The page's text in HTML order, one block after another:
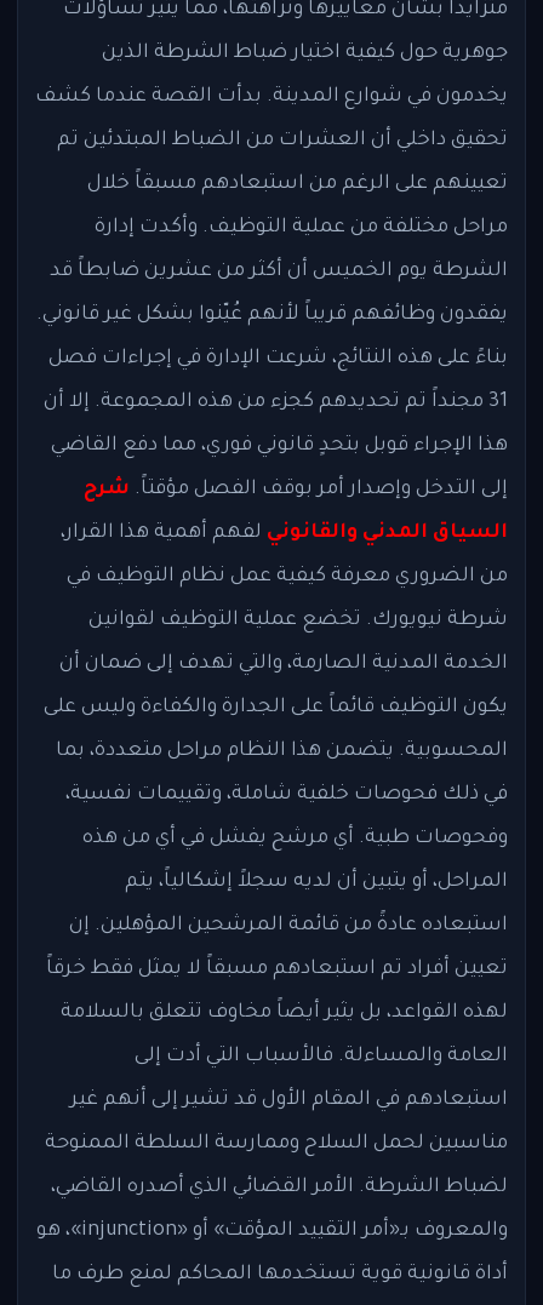
متزايداً بشأن معاييرها ونزاهتها، مما يثير تساؤلات
جوهرية حول كيفية اختيار ضباط الشرطة الذين
يخدمون في شوارع المدينة. بدأت القصة عندما كشف
تحقيق داخلي أن العشرات من الضباط المبتدئين تم
تعيينهم على الرغم من استبعادهم مسبقاً خلال
مراحل مختلفة من عملية التوظيف. وأكدت إدارة
الشرطة يوم الخميس أن أكثر من عشرين ضابطاً قد
يفقدون وظائفهم قريباً لأنهم عُيّنوا بشكل غير قانوني.
بناءً على هذه النتائج، شرعت الإدارة في إجراءات فصل
31 مجنداً تم تحديدهم كجزء من هذه المجموعة. إلا أن
هذا الإجراء قوبل بتحدٍ قانوني فوري، مما دفع القاضي
إلى التدخل وإصدار أمر بوقف الفصل مؤقتاً. شرح
السياق المدني والقانوني لفهم أهمية هذا القرار،
من الضروري معرفة كيفية عمل نظام التوظيف في
شرطة نيويورك. تخضع عملية التوظيف لقوانين
الخدمة المدنية الصارمة، والتي تهدف إلى ضمان أن
يكون التوظيف قائماً على الجدارة والكفاءة وليس على
المحسوبية. يتضمن هذا النظام مراحل متعددة، بما
في ذلك فحوصات خلفية شاملة، وتقييمات نفسية،
وفحوصات طبية. أي مرشح يفشل في أي من هذه
المراحل، أو يتبين أن لديه سجلاً إشكالياً، يتم
استبعاده عادةً من قائمة المرشحين المؤهلين. إن
تعيين أفراد تم استبعادهم مسبقاً لا يمثل فقط خرقاً
لهذه القواعد، بل يثير أيضاً مخاوف تتعلق بالسلامة
العامة والمساءلة. فالأسباب التي أدت إلى
استبعادهم في المقام الأول قد تشير إلى أنهم غير
مناسبين لحمل السلاح وممارسة السلطة الممنوحة
لضباط الشرطة. الأمر القضائي الذي أصدره القاضي،
والمعروف بـ«أمر التقييد المؤقت» أو «injunction»، هو
أداة قانونية قوية تستخدمها المحاكم لمنع طرف ما